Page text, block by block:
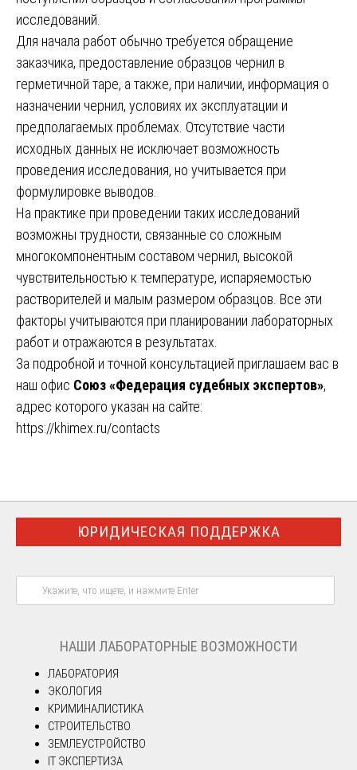
исследований.
Для начала работ обычно требуется обращение
заказчика, предоставление образцов чернил в
герметичной таре, а также, при наличии, информация о
назначении чернил, условиях их эксплуатации и
предполагаемых проблемах. Отсутствие части
исходных данных не исключает возможность
проведения исследования, но учитывается при
формулировке выводов.
На практике при проведении таких исследований
возможны трудности, связанные со сложным
многокомпонентным составом чернил, высокой
чувствительностью к температуре, испаряемостью
растворителей и малым размером образцов. Все эти
факторы учитываются при планировании лабораторных
работ и отражаются в результатах.
За подробной и точной консультацией приглашаем вас в
наш офис Союз «Федерация судебных экспертов»,
адрес которого указан на сайте:
https://khimex.ru/contacts
ЮРИДИЧЕСКАЯ ПОДДЕРЖКА
НАШИ ЛАБОРАТОРНЫЕ ВОЗМОЖНОСТИ
ЛАБОРАТОРИЯ
ЭКОЛОГИЯ
КРИМИНАЛИСТИКА
СТРОИТЕЛЬСТВО
ЗЕМЛЕУСТРОЙСТВО
IT ЭКСПЕРТИЗА